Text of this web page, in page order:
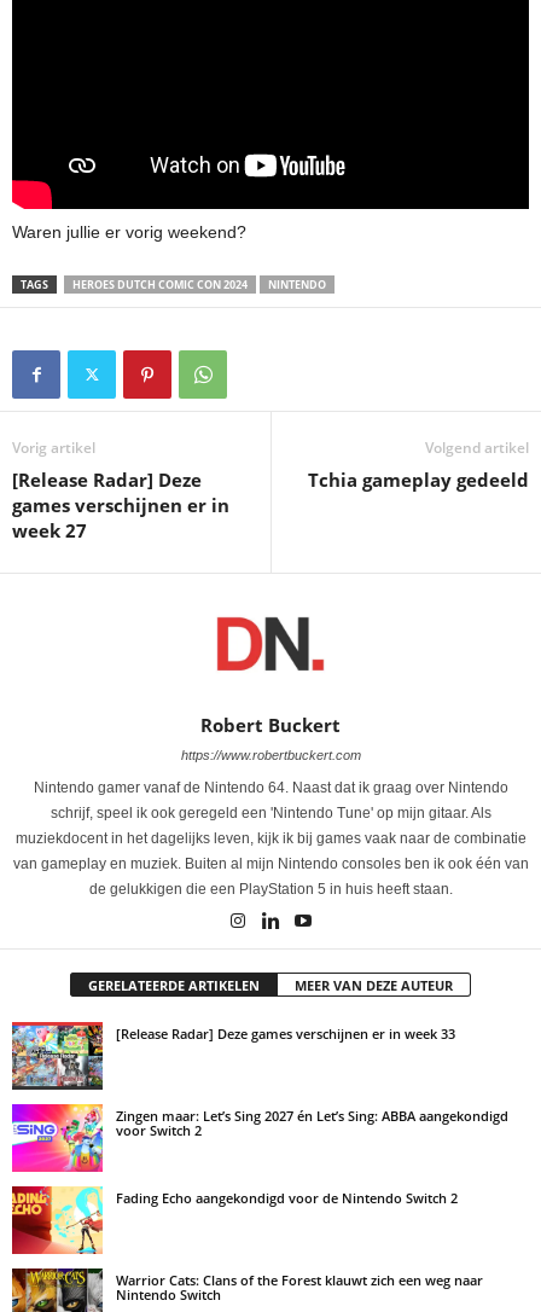
Waren jullie er vorig weekend?
TAGS HEROES DUTCH COMIC CON 2024 NINTENDO
Vorig artikel
[Release Radar] Deze
games verschijnen er in
week 27
Volgend artikel
Tchia gameplay gedeeld
Robert Buckert
https://www.robertbuckert.com
Nintendo gamer vanaf de Nintendo 64. Naast dat ik graag over Nintendo
schrijf, speel ik ook geregeld een 'Nintendo Tune' op mijn gitaar. Als
muziekdocent in het dagelijks leven, kijk ik bij games vaak naar de combinatie
van gameplay en muziek. Buiten al mijn Nintendo consoles ben ik ook één van
de gelukkigen die een PlayStation 5 in huis heeft staan.
GERELATEERDE ARTIKELEN MEER VAN DEZE AUTEUR
[Release Radar] Deze games verschijnen er in week 33
Zingen maar: Let’s Sing 2027 én Let’s Sing: ABBA aangekondigd
voor Switch 2
Fading Echo aangekondigd voor de Nintendo Switch 2
Warrior Cats: Clans of the Forest klauwt zich een weg naar
Nintendo Switch